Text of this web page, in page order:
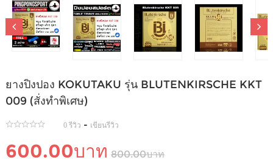
ยางปิงปอง KOKUTAKU รุ่น BLUTENKIRSCHE KKT
009 (สั่งทำพิเศษ)
0 รีวิว - เขียนรีวิว
600.00บาท 800.00บาท